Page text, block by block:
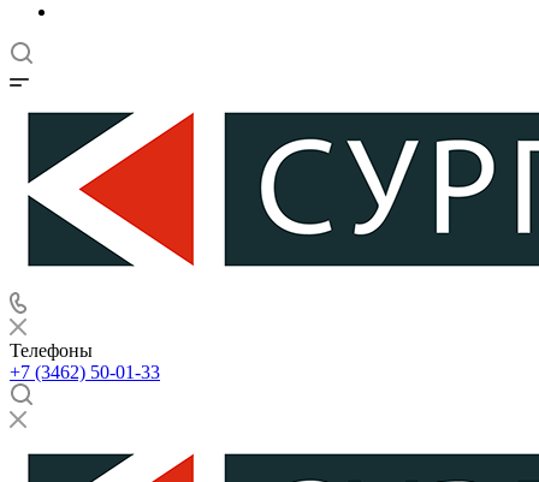
Телефоны
+7 (3462) 50-01-33